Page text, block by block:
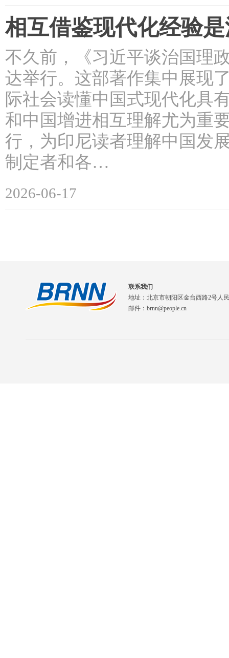
相互借鉴现代化经验
不久前，《习近平谈治国理
达举行。这部著作集中展现
际社会读懂中国式现代化具
和中国增进相互理解尤为重
行，为印尼读者理解中国发
制定者和各…
2026-06-17
联系我们
地址：北京市朝阳区金台西路2号人
邮件：brnn@people.cn